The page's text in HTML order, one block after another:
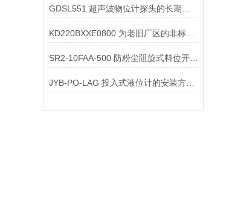
KD220BXXE0800 为老旧厂区的非标溜槽“量身定做”防堵开关安装套件
SR2-10FAA-500 防粉尘阻旋式料位开关的防尘结构与防爆结构可以兼容设计
JYB-PO-LAG 投入式液位计的安装方式有哪些